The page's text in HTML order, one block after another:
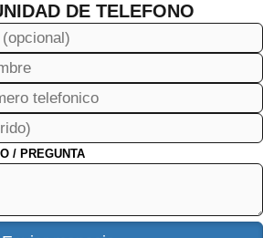
DE TELEFONO
/ PREGUNTA